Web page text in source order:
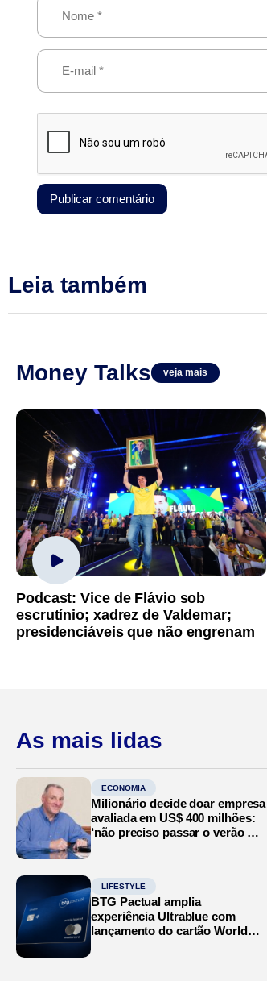
Leia também
Money Talks veja mais
Podcast: Vice de Flávio sob
escrutínio; xadrez de Valdemar;
presidenciáveis que não engrenam
As mais lidas
ECONOMIA
Milionário decide doar empresa
avaliada em US$ 400 milhões:
‘não preciso passar o verão no
LIFESTYLE
BTG Pactual amplia
experiência Ultrablue com
lançamento do cartão World